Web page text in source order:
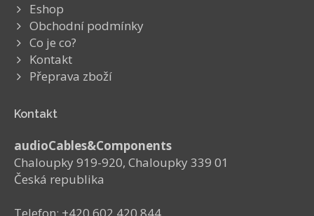
Eshop
Obchodní podmínky
Co je co?
Kontakt
Přeprava zboží
Kontakt
audioCables&Components
Chaloupky 919-920, Chaloupky 339 01
Česká republika